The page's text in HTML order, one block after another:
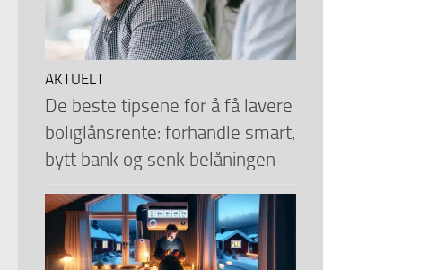
AKTUELT
De beste tipsene for å få lavere
boliglånsrente: forhandle smart,
bytt bank og senk belåningen